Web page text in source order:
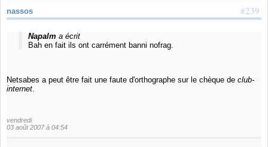
#239
nassos
Napalm a écrit
Bah en fait ils ont carrément banni nofrag.
Netsabes a peut être fait une faute d'orthographe sur le chèque de club-
internet
vendredi
03 août 2007 à 04:54